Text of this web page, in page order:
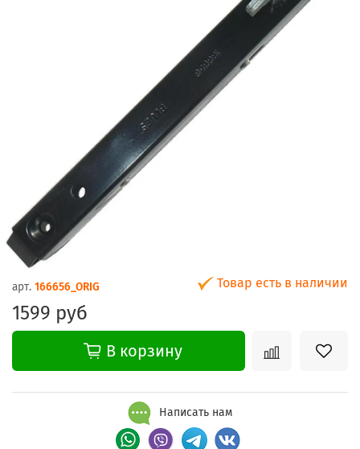
арт. 166656_ORIG Товар есть в наличии
1599 руб
В корзину
Написать нам